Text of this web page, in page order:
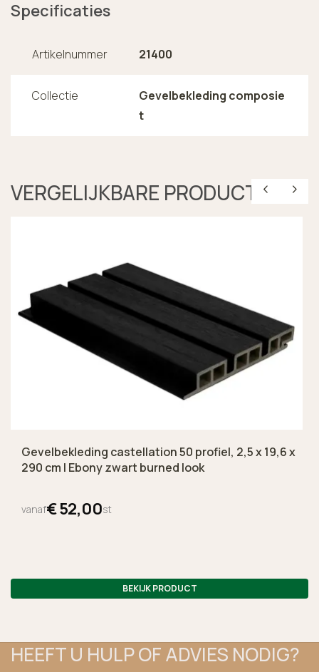
Specificaties
Artikelnummer 21400
Collectie
Gevelbekleding composie
t
VERGELIJKBARE PRODUCTEN
Gevelbekleding castellation 50 profiel, 2,5 x 19,6 x
290 cm | Ebony zwart burned look
vanaf€52,00st
BEKIJK PRODUCT
HEEFT U HULP OF ADVIES NODIG?